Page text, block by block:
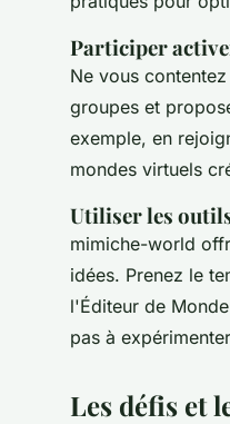
Participer
Ne vous
groupes et
exemple, en
mondes virtuels
Utiliser les
mimiche-world
idées. Prenez le
l'Éditeur de Monde
pas à
Les défis et